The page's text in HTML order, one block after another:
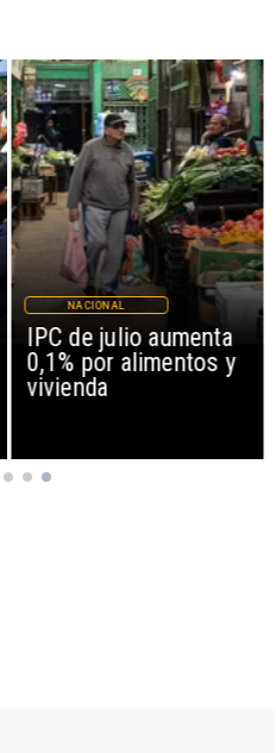
Joaquín Lavín León
sale en silencio tras
revocación de medida
NACIONAL